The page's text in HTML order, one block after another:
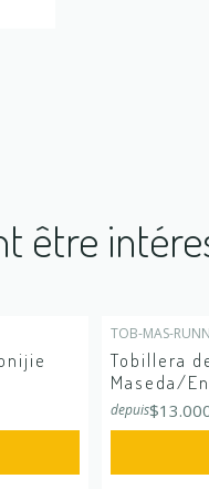
être
TOB-MAS-
Tobillera
Maseda/
depuis